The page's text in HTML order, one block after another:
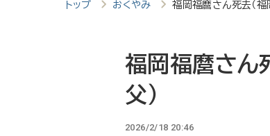
トップ おくやみ 福岡福麿さん死去（
福岡福麿さん
父）
2026/2/18 20:46